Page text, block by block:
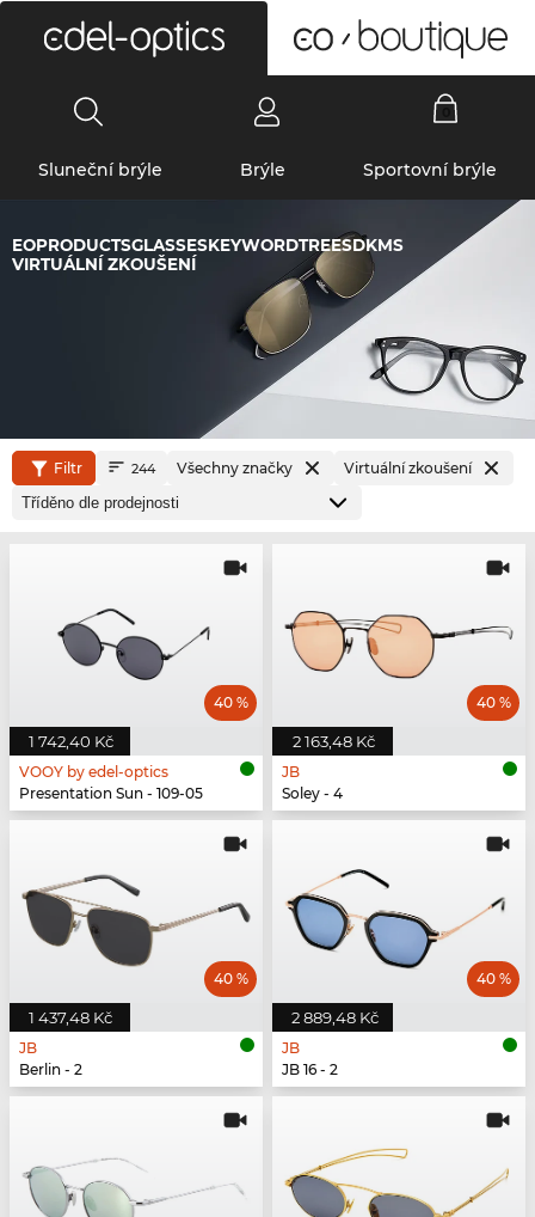
Sluneční brýle Brýle Sportovní brýle
EOPRODUCTSGLASSESKEYWORDTREESDKMS
VIRTUÁLNÍ ZKOUŠENÍ
Filtr 244 Všechny značky Virtuální zkoušení
1 742,40 Kč
40 %
VOOY by edel-optics
Presentation Sun - 109-05
2 163,48 Kč
40 %
JB
Soley - 4
1 437,48 Kč
40 %
JB
Berlin - 2
2 889,48 Kč
40 %
JB
JB 16 - 2